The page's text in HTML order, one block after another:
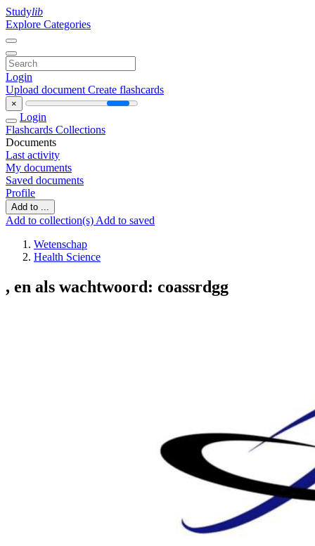
Studylib
Explore Categories
Login
Upload document Create flashcards
×
Login
Flashcards Collections
Documents
Last activity
My documents
Saved documents
Profile
Add to ...
Add to collection(s) Add to saved
Wetenschap
Health Science
, en als wachtwoord: coassrdgg